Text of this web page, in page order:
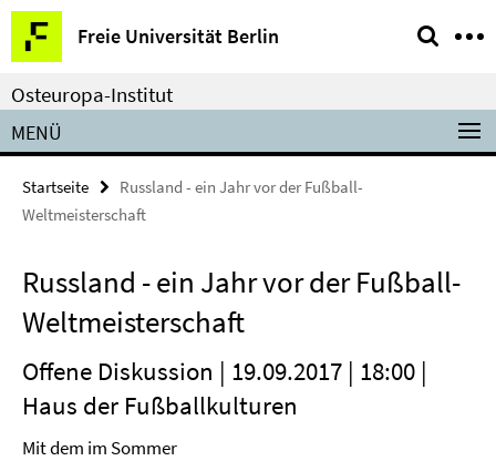
Springe
direkt
zu
Inhalt
Freie Universität Berlin
Service-
Navigation
Osteuropa-Institut
MENÜ
Startseite
Russland - ein Jahr vor der Fußball-
Weltmeisterschaft
Russland - ein Jahr vor der Fußball-
Weltmeisterschaft
Offene Diskussion | 19.09.2017 | 18:00 |
Haus der Fußballkulturen
Mit dem im Sommer